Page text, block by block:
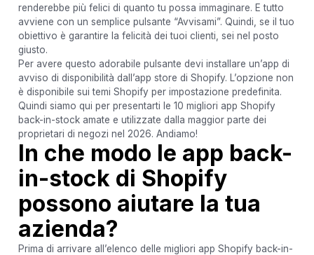
renderebbe più felici di quanto tu possa immaginare. E tutto
avviene con un semplice pulsante “Avvisami”. Quindi, se il tuo
obiettivo è garantire la felicità dei tuoi clienti, sei nel posto
giusto.
Per avere questo adorabile pulsante devi installare un’app di
avviso di disponibilità dall’app store di Shopify. L’opzione non
è disponibile sui temi Shopify per impostazione predefinita.
Quindi siamo qui per presentarti le 10 migliori app Shopify
back-in-stock amate e utilizzate dalla maggior parte dei
proprietari di negozi nel 2026. Andiamo!
In che modo le app back-
in-stock di Shopify
possono aiutare la tua
azienda?
Prima di arrivare all’elenco delle migliori app Shopify back-in-